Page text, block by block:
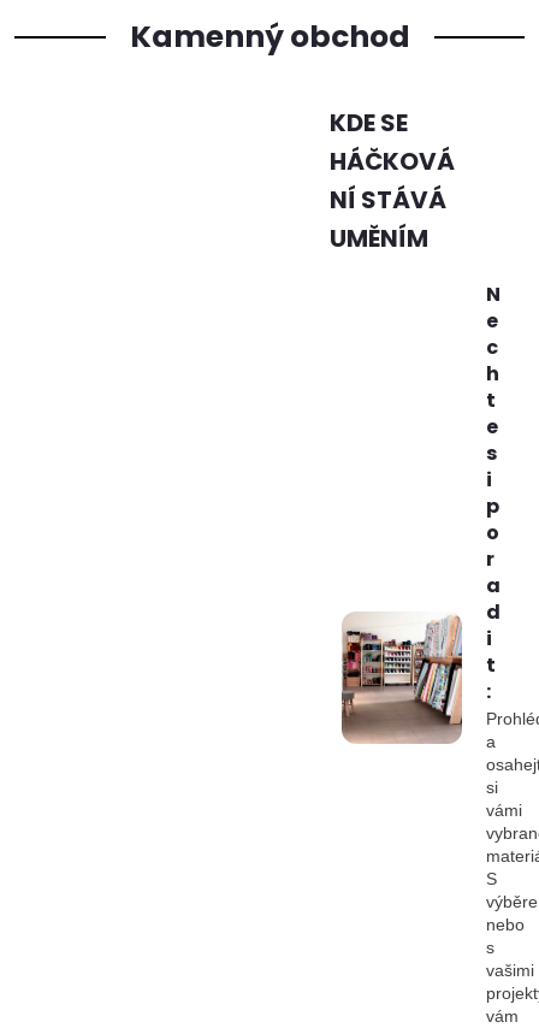
Kamenný obchod
KDE SE
HÁČKOVÁ
NÍ STÁVÁ
UMĚNÍM
N
e
c
h
t
e
s
i
p
o
r
a
d
i
t
:
a
si
vámi
S
nebo
s
vašimi
vám